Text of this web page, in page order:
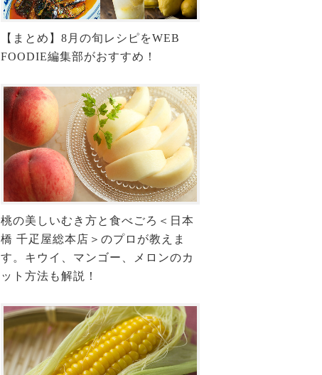
【まとめ】8月の旬レシピをWEB
FOODIE編集部がおすすめ！
桃の美しいむき方と食べごろ＜日本
橋 千疋屋総本店＞のプロが教えま
す。キウイ、マンゴー、メロンのカ
ット方法も解説！